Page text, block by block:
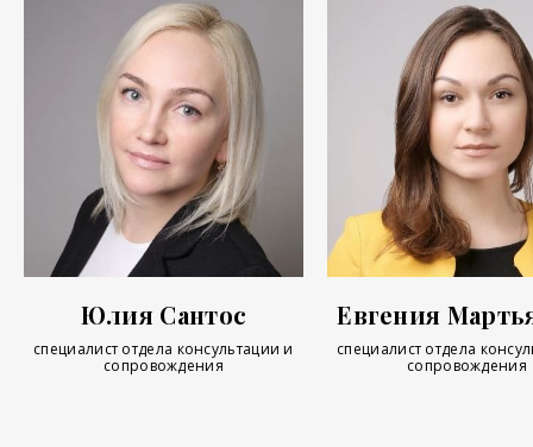
Юлия Сантос
специалист отдела консультации и
сопровождения
Евгения
специалист отдела
сопровождения